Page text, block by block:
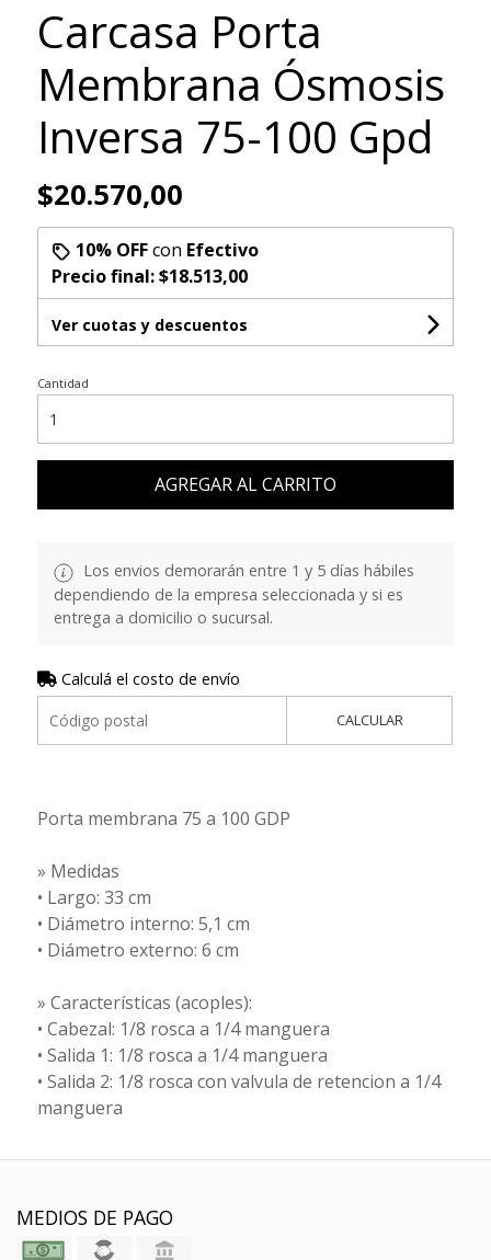
Carcasa Porta
Membrana Ósmosis
Inversa 75-100 Gpd
$20.570,00
10% OFFcon Efectivo
Precio final:$18.513,00
Ver cuotas y descuentos
Cantidad
AGREGAR AL CARRITO
Los envios demorarán entre 1 y 5 días hábiles
dependiendo de la empresa seleccionada y si es
entrega a domicilio o sucursal.
Calculá el costo de envío
CALCULAR
Porta membrana 75 a 100 GDP
» Medidas
• Largo: 33 cm
• Diámetro interno: 5,1 cm
• Diámetro externo: 6 cm
» Características (acoples):
• Cabezal: 1/8 rosca a 1/4 manguera
• Salida 1: 1/8 rosca a 1/4 manguera
• Salida 2: 1/8 rosca con valvula de retencion a 1/4
manguera
MEDIOS DE PAGO